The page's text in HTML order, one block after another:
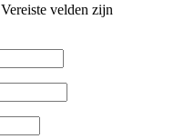
Vereiste velden zijn